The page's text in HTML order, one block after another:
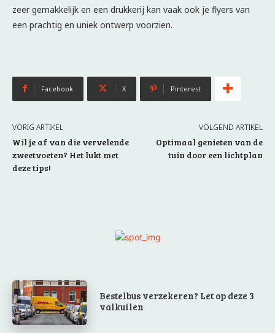
zeer gemakkelijk en een drukkerij kan vaak ook je flyers van
een prachtig en uniek ontwerp voorzien.
Facebook X Pinterest
VORIG ARTIKEL
Wil je af van die vervelende
zweetvoeten? Het lukt met
deze tips!
VOLGEND ARTIKEL
Optimaal genieten van de
tuin door een lichtplan
Bestelbus verzekeren? Let op deze 3
valkuilen